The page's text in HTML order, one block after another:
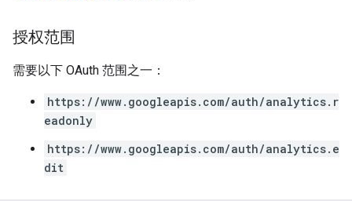
授权范围
需要以下 OAuth 范围之一：
https://www.googleapis.com/auth/analytics.r
eadonly
https://www.googleapis.com/auth/analytics.e
dit